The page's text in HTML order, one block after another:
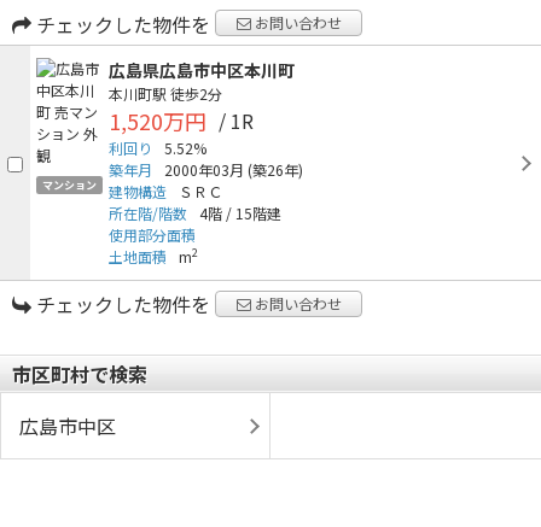
チェックした物件を
お問い合わせ
マンション
広島県広島市中区本川町
本川町駅 徒歩2分
1,520万円 / 1R
利回り
5.52%
築年月
2000年03月 (築26年)
建物構造
ＳＲＣ
所在階/階数 4階 / 15階建
使用部分面積
土地面積
m2
チェックした物件を お問い合わせ
市区町村で検索
広島市中区